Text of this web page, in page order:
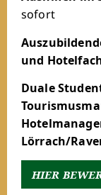
sofort
und
Duale
Lörrach/
HIER